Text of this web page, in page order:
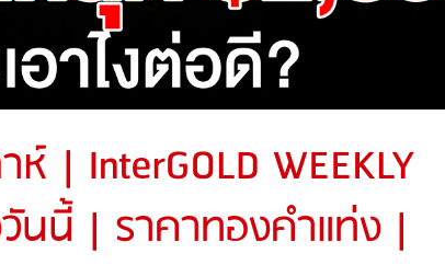
| InterGOLD WEEKLY
นนี้ | ราคาทองคำแท่ง |